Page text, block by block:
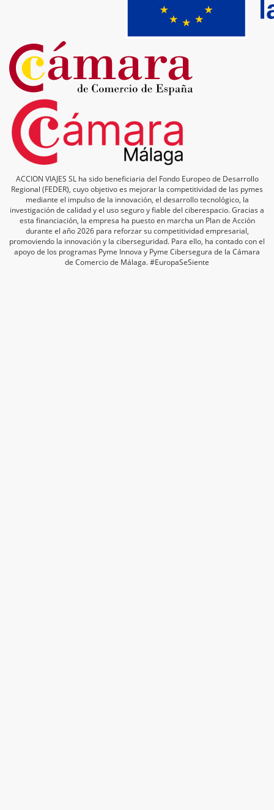
ACCION VIAJES SL ha sido beneficiaria del Fondo Europeo de Desarrollo
Regional (FEDER), cuyo objetivo es mejorar la competitividad de las pymes
mediante el impulso de la innovación, el desarrollo tecnológico, la
investigación de calidad y el uso seguro y fiable del ciberespacio. Gracias a
esta financiación, la empresa ha puesto en marcha un Plan de Acción
durante el año 2026 para reforzar su competitividad empresarial,
promoviendo la innovación y la ciberseguridad. Para ello, ha contado con el
apoyo de los programas Pyme Innova y Pyme Cibersegura de la Cámara
de Comercio de Málaga. #EuropaSeSiente